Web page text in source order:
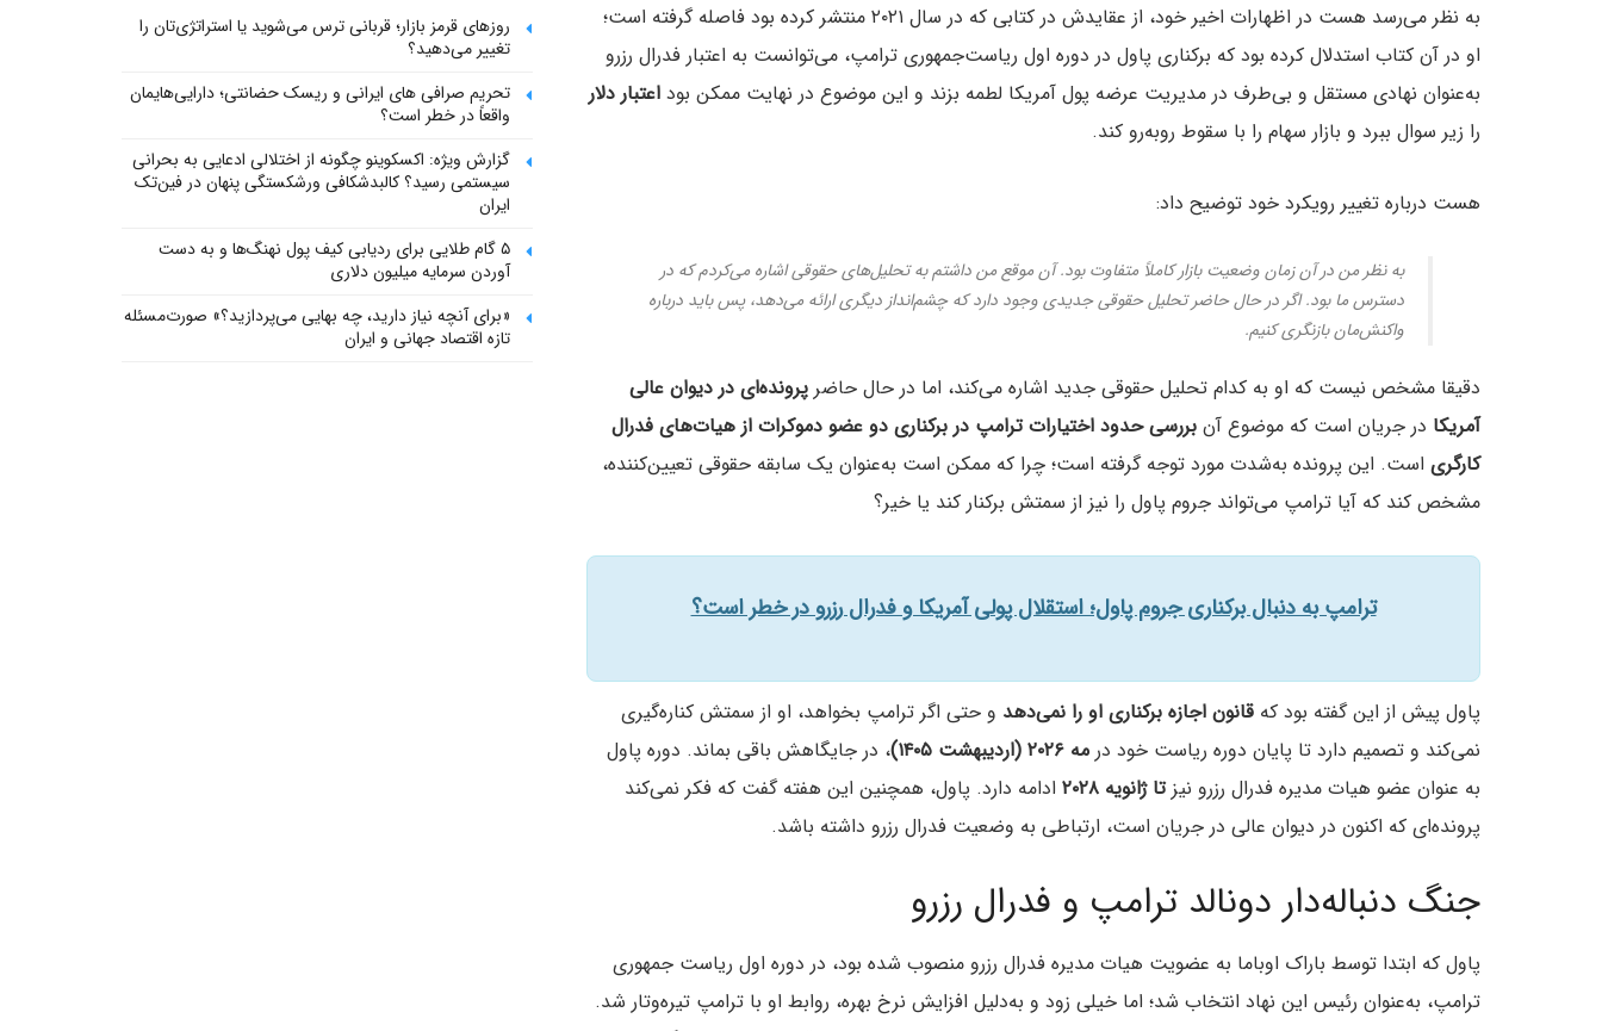
به نظر می‌رسد هست در اظهارات اخیر خود، از عقایدش در کتابی که در سال ۲۰۲۱ منتشر کرده بود فاصله گرفته است؛
او در آن کتاب استدلال کرده بود که برکناری پاول در دوره اول ریاست‌جمهوری ترامپ، می‌توانست به اعتبار فدرال رزرو
به‌عنوان نهادی مستقل و بی‌طرف در مدیریت عرضه پول آمریکا لطمه بزند و این موضوع در نهایت ممکن بود اعتبار دلار
را زیر سوال ببرد و بازار سهام را با سقوط روبه‌رو کند.
هست درباره تغییر رویکرد خود توضیح داد:
به نظر من در آن زمان وضعیت بازار کاملاً متفاوت بود. آن موقع من داشتم به تحلیل‌های حقوقی‌ اشاره می‌کردم که در
دسترس ما بود. اگر در حال حاضر تحلیل حقوقی جدیدی وجود دارد که چشم‌انداز دیگری ارائه می‌دهد، پس باید درباره
واکنش‌مان بازنگری کنیم.
دقیقا مشخص نیست که او به کدام تحلیل حقوقی جدید اشاره می‌کند، اما در حال حاضر پرونده‌ای در دیوان عالی
آمریکا در جریان است که موضوع آن بررسی حدود اختیارات ترامپ در برکناری دو عضو دموکرات از هیات‌های فدرال
کارگری است. این پرونده به‌شدت مورد توجه گرفته است؛ چرا که ممکن است به‌عنوان یک سابقه حقوقی تعیین‌کننده،
مشخص کند که آیا ترامپ می‌تواند جروم پاول را نیز از سمتش برکنار کند یا خیر؟
ترامپ به دنبال برکناری جروم پاول؛ استقلال پولی آمریکا و فدرال رزرو در خطر است؟
پاول پیش از این گفته بود که قانون اجازه برکناری او را نمی‌دهد و حتی اگر ترامپ بخواهد، او از سمتش کناره‌گیری
نمی‌کند و تصمیم دارد تا پایان دوره‌ ریاست خود در مه ۲۰۲۶ (اردیبهشت ۱۴۰۵)
، در جایگاهش باقی بماند. دوره پاول
به عنوان عضو هیات مدیره فدرال رزرو نیزتا ژانویه ۲۰۲۸
ادامه دارد. پاول، همچنین این هفته گفت که فکر نمی‌کند
پرونده‌ای که اکنون در دیوان عالی در جریان است، ارتباطی به وضعیت فدرال رزرو داشته باشد.
جنگ دنباله‌دار دونالد ترامپ و فدرال رزرو
پاول که ابتدا توسط باراک اوباما به عضویت هیات مدیره فدرال رزرو منصوب شده بود، در دوره اول ریاست جمهوری
ترامپ، به‌عنوان رئیس این نهاد انتخاب شد؛ اما خیلی زود و به‌دلیل افزایش نرخ بهره، روابط او با ترامپ تیره‌وتار شد.
روزهای قرمز بازار؛ قربانی ترس می‌شوید یا استراتژی‌تان را
تغییر می‌دهید؟
تحریم صرافی های ایرانی و ریسک حضانتی؛ دارایی‌هایمان
واقعاً در خطر است؟
گزارش ویژه: اکسکوینو چگونه از اختلالی ادعایی به بحرانی
سیستمی رسید؟ کالبدشکافی ورشکستگی پنهان در فین‌تک
ایران
۵ گام طلایی برای ردیابی کیف پول‌ نهنگ‌ها و به دست
آوردن سرمایه میلیون دلاری
«برای آنچه نیاز دارید، چه بهایی می‌پردازید؟» صورت‌مسئله
تازه اقتصاد جهانی و ایران